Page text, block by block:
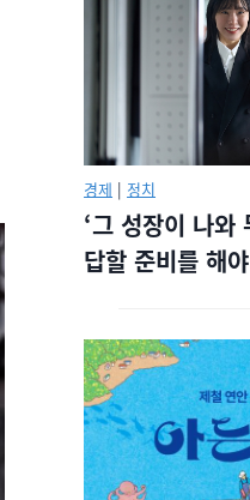
경제 | 정치
‘그 성장이 나와
답할 준비를 해